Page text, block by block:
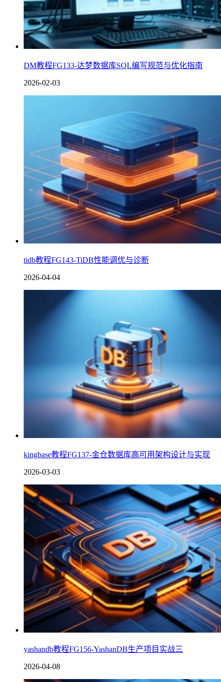
DM教程FG133-达梦数据库SQL编写规范与优化指南
2026-02-03
tidb教程FG143-TiDB性能调优与诊断
2026-04-04
kingbase教程FG137-金仓数据库高可用架构设计与实现
2026-03-03
yashandb教程FG156-YashanDB生产项目实战三
2026-04-08